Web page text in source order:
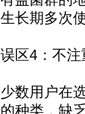
生长期多次
误区4：不
少数用户在
的种类，缺